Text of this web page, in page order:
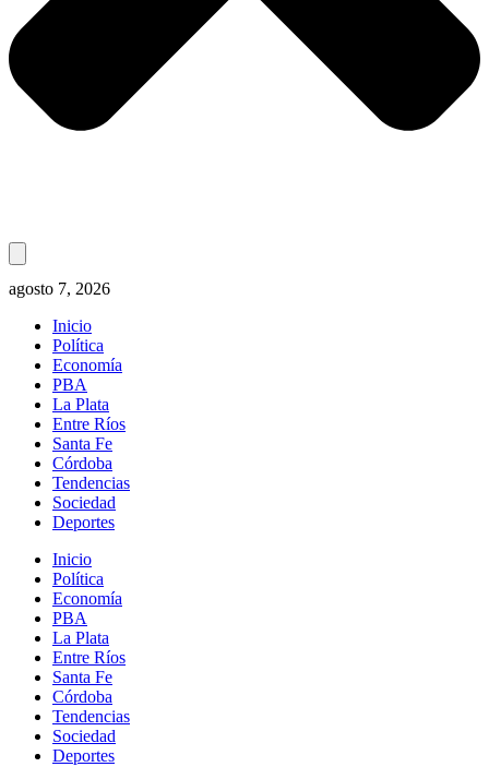
agosto 7, 2026
Inicio
Política
Economía
PBA
La Plata
Entre Ríos
Santa Fe
Córdoba
Tendencias
Sociedad
Deportes
Inicio
Política
Economía
PBA
La Plata
Entre Ríos
Santa Fe
Córdoba
Tendencias
Sociedad
Deportes